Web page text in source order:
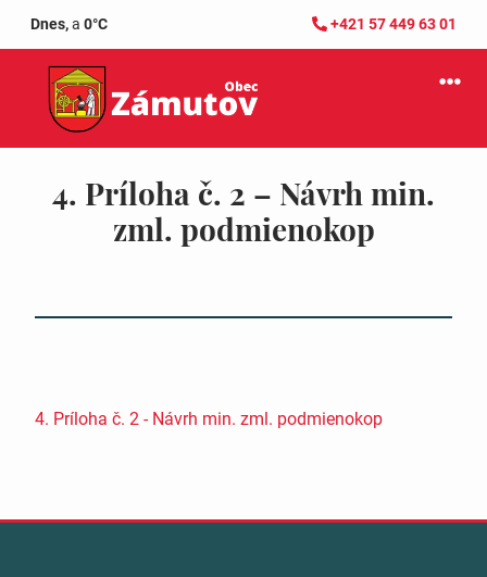
Dnes,a 0°C +421 57 449 63 01
4. Príloha č. 2 – Návrh min.
zml. podmienokop
4. Príloha č. 2 - Návrh min. zml. podmienokop